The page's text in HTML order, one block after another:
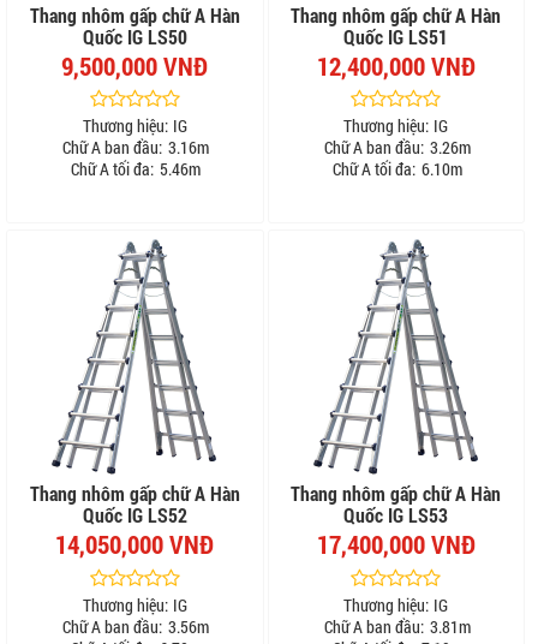
Thang nhôm gấp chữ A Hàn
Quốc IG LS50
9,500,000 VNĐ
Thương hiệu: IG
Chữ A ban đầu: 3.16m
Chữ A tối đa: 5.46m
Thang nhôm gấp chữ A Hàn
Quốc IG LS51
12,400,000 VNĐ
Thương hiệu: IG
Chữ A ban đầu: 3.26m
Chữ A tối đa: 6.10m
Thang nhôm gấp chữ A Hàn
Quốc IG LS52
14,050,000 VNĐ
Thương hiệu: IG
Chữ A ban đầu: 3.56m
Thang nhôm gấp chữ A Hàn
Quốc IG LS53
17,400,000 VNĐ
Thương hiệu: IG
Chữ A ban đầu: 3.81m